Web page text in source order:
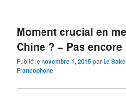
Moment crucial en
Chine ? – Pas encore
Publié lenovembre 1, 2015par Le
Francophone